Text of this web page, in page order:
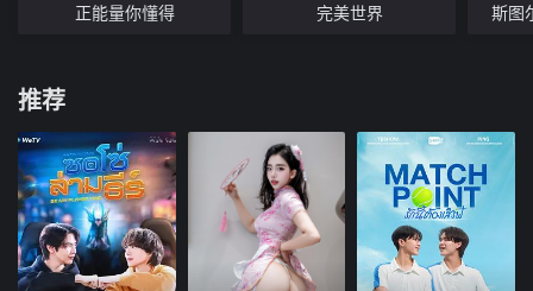
正能量你懂得 完美世界 斯图
推荐